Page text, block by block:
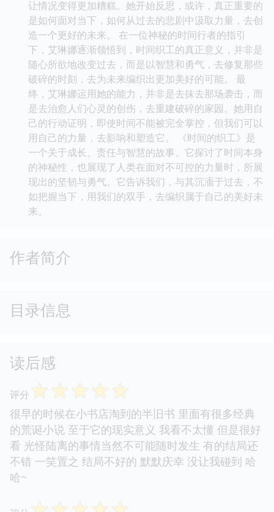
让情况变得更加糟糕。她开始反思，或许，真正重要的
是如何面对当下，如何从过去的悲剧中汲取力量，去创
造一个更好的未来。 在一位神秘的时间行者的指引
下，艾琳娜逐渐领悟到，时间织工的真正意义，并非是
随心所欲地改变过去，而是以智慧和勇气，去修复那些
破碎的时刻，去为未来编织出更加美好的可能。 最
终，艾琳娜运用她的能力，并非是去抹去那场袭击，而
是去治愈人们心灵的创伤，去重建破碎的家园。她用自
己的行动证明，即使时间不能被完全掌控，但我们可以
用自己的力量，去影响和塑造它。 《时间的织工》是
一个关于成长、责任与智慧的故事。它探讨了时间本身
的神秘性，也展现了人类在面对不可控的力量时，所展
现出的坚韧与勇气。它告诉我们，与其沉湎于过去，不
如把握当下，用我们的双手，去编织属于自己的美好未
来。
作者简介
目录信息
读后感
评分 ☆☆☆☆☆
很早的时候在小书店淘到的半旧书 里面有很多经典
的荒诞小说 至于它的现实意义 我看不太懂 但是很好
看 光怪陆离的事情当然不可能随时发生 有的结局还
不错 一笑置之 结局不好的 默默庆幸 没让我碰到 哈
哈~